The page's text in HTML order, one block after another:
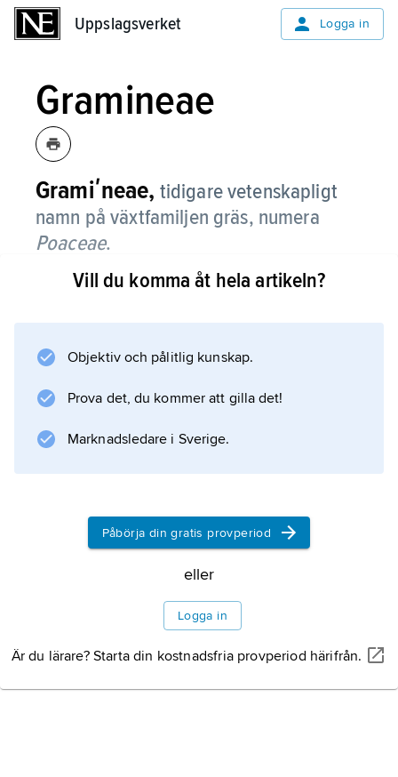
Uppslagsverket Logga in
Gramineae
Gramiʹneae, tidigare vetenskapligt
namn på växtfamiljen gräs, numera
Poaceae.
Information om artikeln
Vill du komma åt hela artikeln?
Objektiv och pålitlig kunskap.
Prova det, du kommer att gilla det!
Marknadsledare i Sverige.
Påbörja din gratis provperiod
eller
Logga in
Är du lärare? Starta din kostnadsfria provperiod härifrån.